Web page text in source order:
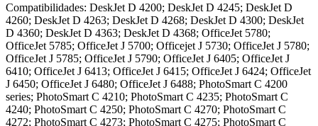
Compatibilidades: DeskJet D 4200; DeskJet D 4245; DeskJet D
4260; DeskJet D 4263; DeskJet D 4268; DeskJet D 4300; DeskJet
D 4360; DeskJet D 4363; DeskJet D 4368; OfficeJet 5780;
OfficeJet 5785; OfficeJet J 5700; Officejet J 5730; OfficeJet J 5780;
OfficeJet J 5785; OfficeJet J 5790; OfficeJet J 6405; OfficeJet J
6410; OfficeJet J 6413; OfficeJet J 6415; OfficeJet J 6424; OfficeJet
J 6450; OfficeJet J 6480; OfficeJet J 6488; PhotoSmart C 4200
series; PhotoSmart C 4210; PhotoSmart C 4235; PhotoSmart C
4240; PhotoSmart C 4250; PhotoSmart C 4270; PhotoSmart C
4272; PhotoSmart C 4273; PhotoSmart C 4275; PhotoSmart C